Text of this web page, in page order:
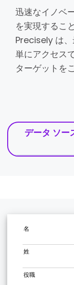
迅速なイノベ
を実現するこ
Precisely は
単にアクセス
ターゲットを
データ ソー
名
姓
役職